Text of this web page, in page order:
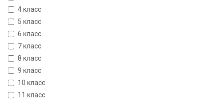
4 класс
5 класс
6 класс
7 класс
8 класс
9 класс
10 класс
11 класс